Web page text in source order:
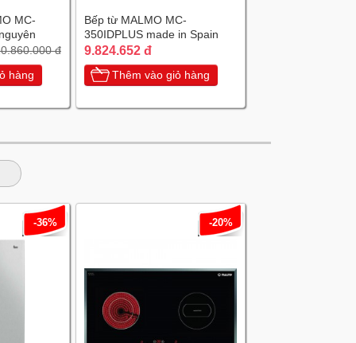
MC-
đ
hàng
Bếp từ MALMO MC-
350IDPLUS made in Spain
9.824.652 đ
Thêm vào giỏ hàng
-36% -20%